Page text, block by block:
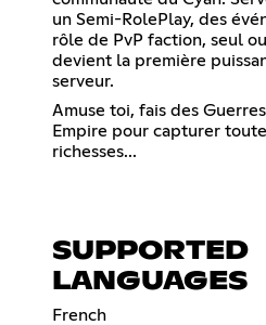
un Semi-RolePlay, des
rôle de PvP faction, seul
devient la première
serveur.
Amuse toi, fais des
Empire pour capturer
richesses...
SUPPORTED
LANGUAGES
French